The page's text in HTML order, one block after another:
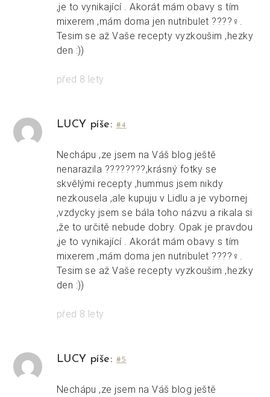
,je to vynikající . Akorát mám obavy s tím
mixerem ,mám doma jen nutribulet ????‍♀️.
Tesim se až Vaše recepty vyzkoušim ,hezky
den :))
před 8 lety
LUCY píše: #4
Nechápu ,ze jsem na Váš blog ještě
nenarazila ????????,krásný fotky se
skvělými recepty ,hummus jsem nikdy
nezkousela ,ale kupuju v Lidlu a je vybornej
,vzdycky jsem se bála toho názvu a rikala si
,že to určitě nebude dobry. Opak je pravdou
,je to vynikající . Akorát mám obavy s tím
mixerem ,mám doma jen nutribulet ????‍♀️.
Tesim se až Vaše recepty vyzkoušim ,hezky
den :))
před 8 lety
LUCY píše: #5
Nechápu ,ze jsem na Váš blog ještě